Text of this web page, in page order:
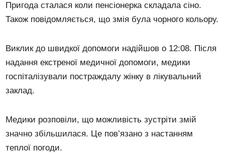
Пригода сталася коли пенсіонерка складала сіно.
Також повідомляється, що змія була чорного кольору.
Виклик до швидкої допомоги надійшов о 12:08. Після
надання екстреної медичної допомоги, медики
госпіталізували постраждалу жінку в лікувальний
заклад.
Медики розповіли, що можливість зустріти змій
значно збільшилася. Це пов’язано з настанням
теплої погоди.